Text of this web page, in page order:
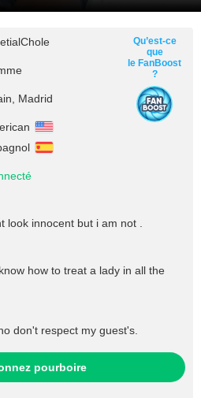
Madrid
Qu’est-ce
que
le FanBoost
?
innocent but i am not .
how to treat a lady in all the
don't respect my guest's.
pourboire